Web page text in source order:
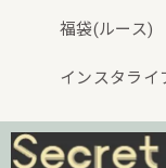
福袋(ルース)
インスタライ